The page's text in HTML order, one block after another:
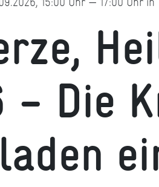
– Die
laden